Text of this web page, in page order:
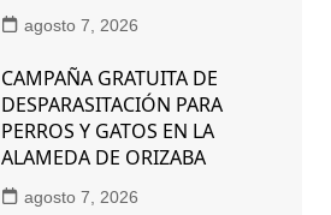
agosto 7, 2026
CAMPAÑA GRATUITA DE
DESPARASITACIÓN PARA
PERROS Y GATOS EN LA
ALAMEDA DE ORIZABA
agosto 7, 2026